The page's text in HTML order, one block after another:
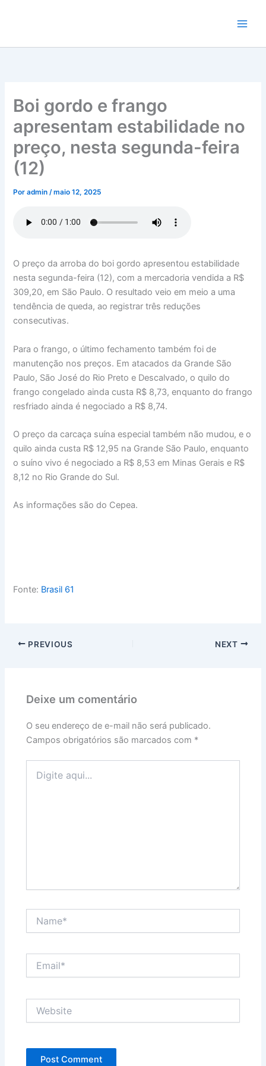
conteúdo
Boi gordo e frango
apresentam estabilidade no
preço, nesta segunda-feira
(12)
Poradmin/maio 12, 2025
O preço da arroba do boi gordo apresentou estabilidade
nesta segunda-feira (12), com a mercadoria vendida a R$
309,20, em São Paulo. O resultado veio em meio a uma
tendência de queda, ao registrar três reduções
consecutivas.
Para o frango, o último fechamento também foi de
manutenção nos preços. Em atacados da Grande São
Paulo, São José do Rio Preto e Descalvado, o quilo do
frango congelado ainda custa R$ 8,73, enquanto do frango
resfriado ainda é negociado a R$ 8,74.
O preço da carcaça suína especial também não mudou, e o
quilo ainda custa R$ 12,95 na Grande São Paulo, enquanto
o suíno vivo é negociado a R$ 8,53 em Minas Gerais e R$
8,12 no Rio Grande do Sul.
As informações são do Cepea.
Fonte: Brasil 61
PREVIOUS NEXT
Deixe um comentário
O seu endereço de e-mail não será publicado.
Campos obrigatórios são marcados com *
aqui...